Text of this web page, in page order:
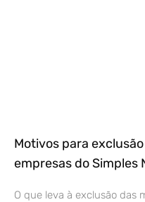
Motivos para
empresas do Simples
O que leva à exclusão das